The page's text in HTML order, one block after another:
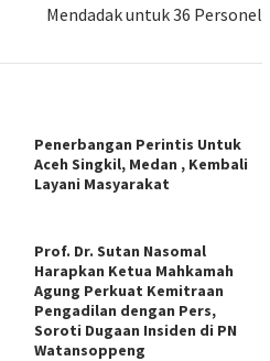
Mendadak untuk 36 Personel
Penerbangan Perintis Untuk
Aceh Singkil, Medan , Kembali
Layani Masyarakat
Prof. Dr. Sutan Nasomal
Harapkan Ketua Mahkamah
Agung Perkuat Kemitraan
Pengadilan dengan Pers,
Soroti Dugaan Insiden di PN
Watansoppeng